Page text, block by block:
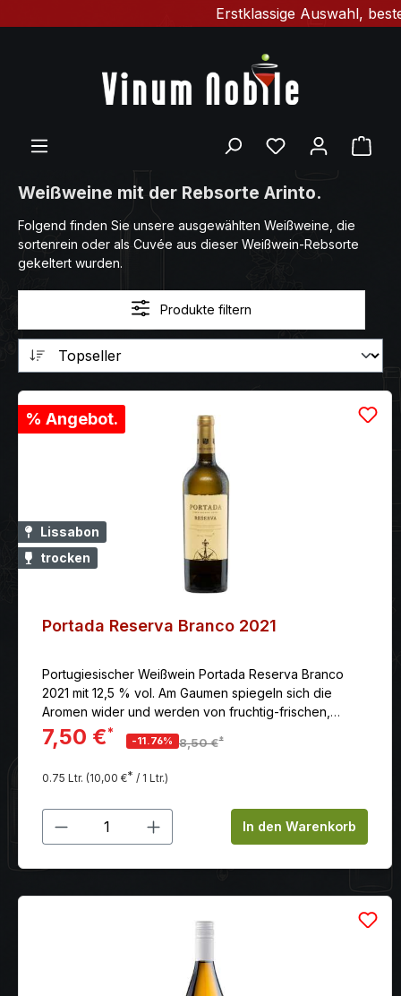
Erstklassige Auswahl,
Du hast 0
Weißweine mit der Rebsorte Arinto.
Folgend finden Sie unsere ausgewählten Weißweine, die
sortenrein oder als Cuvée aus dieser Weißwein-Rebsorte
gekeltert wurden.
Produkte filtern
% Angebot.
Lissabon
trocken
Portada Reserva Branco 2021
Portugiesischer Weißwein Portada Reserva Branco
2021 mit 12,5 % vol. Am Gaumen spiegeln sich die
Aromen wider und werden von fruchtig-frischen,
mineralischen Noten ergänzt. Lange anhaltender,
fruchtig-intensiver Nachhall.
7,50 €*
-11.76% 8,50 €*
0.75 Ltr. (10,00 €* / 1 Ltr.)
Produkt Anzahl: Gib denIn den Warenkorb